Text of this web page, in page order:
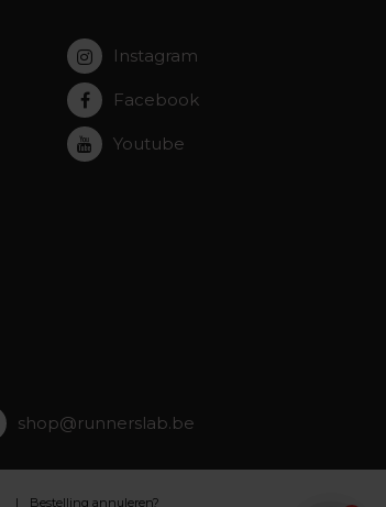
Instagram
Facebook
Youtube
shop@runnerslab.be
Bestelling annuleren?